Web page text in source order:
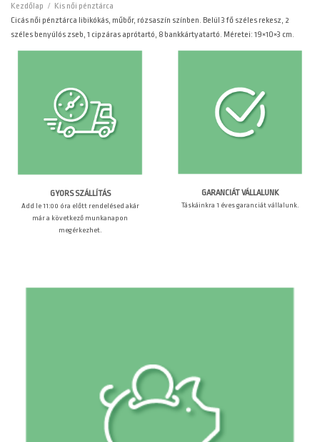
Kezdőlap / Kis női pénztárca
Cicás női pénztárca libikókás, műbőr, rózsaszín színben. Belül 3 fő széles rekesz, 2
széles benyúlós zseb, 1 cipzáras aprótartó, 8 bankkártyatartó. Méretei: 19×10×3 cm.
GYORS SZÁLLÍTÁS
Add le 11:00 óra előtt rendelésed akár
már a következő munkanapon
megérkezhet.
GARANCIÁT VÁLLALUNK
Táskáinkra 1 éves garanciát vállalunk.